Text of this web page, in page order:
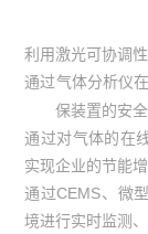
利用激光可协调
通过气体分析仪
保装置的安
通过对气体的在
实现企业的节能增
通过CEMS、微
境进行实时监测